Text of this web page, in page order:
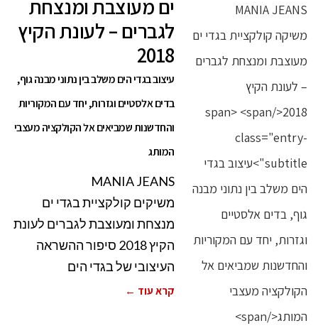
ים מעוצבת ומנצחת
לגברים – לעונת הקיץ
2018
עיצוב בגדי הים משלב בין נתוני מבנה גוף,
בדים אלסטיים וגזרות, יחד עם המקוריות
והחדשנות שמביאים אל הקולקציה מעצבי
המותג
MANIA JEANS
משיקים קולקציית בגדי ים
מנצחת ומעוצבת לגברים לעונת
הקיץ 2018 סיפור ההשראה
העיצובי של בגדי הים
קרא עוד ←